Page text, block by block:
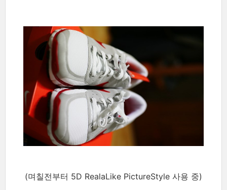
(며칠전부터 5D RealaLike PictureStyle 사용 중)